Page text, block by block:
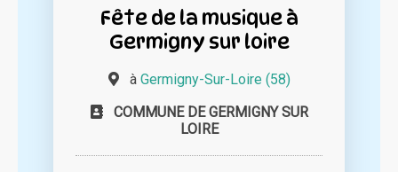
Fête de la musique à
Germigny sur loire
à Germigny-Sur-Loire (58)
COMMUNE DE GERMIGNY SUR
LOIRE